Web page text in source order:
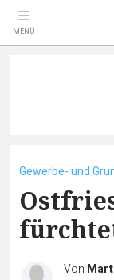
MENÜ
Gewerbe- und
Von